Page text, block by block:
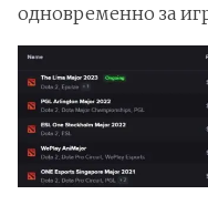
одновременно за